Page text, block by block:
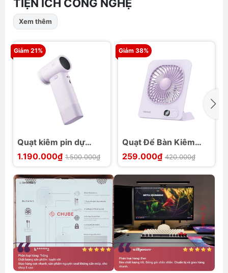
TIỆN ÍCH CÔNG NGHỆ
Xem thêm
Giảm 21%
Quạt kiêm pin dự
phòng Cuktech CP
Modular Fan Plus
10000mAh 33W
1.190.000₫ 1.500.000₫
Giảm 38%
Quạt Để Bàn Kiêm
Chân Đế Từ Tính
USAMS ZB363
259.000₫ 420.000₫